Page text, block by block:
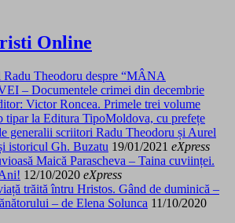
Online
Radu Theodoru despre “MÂNA
– Documentele crimei din decembrie
Victor Roncea. Primele trei volume
tipar la Editura TipoMoldova, cu prefețe
generalii scriitori Radu Theodoru și Aurel
istoricul Gh. Buzatu 19/01/2021 eXpress
Maică Parascheva – Taina cuviinței.
12/10/2020 eXpress
trăită întru Hristos. Gând de duminică –
– de Elena Solunca 11/10/2020